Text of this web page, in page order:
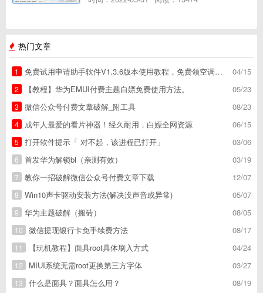
热门文章
04/15
1
免费试用申请助手软件V1.3.6版本使用教程，免费领空调冰箱，附下载地址
05/23
2
【教程】华为EMUI付费主题白嫖免费使用方法。
08/23
3
微信公众号付费文章破解_附工具
06/15
4
成年人最爱的看片神器！经久耐用，白嫖全网资源
03/06
5
打开软件提示「 对不起，该进程已打开」
03/19
6
首发华为解锁bl（亲测有效）
12/07
7
教你一招破解微信公众号付费文章下载
05/07
8
Win10声卡驱动安装方法(解决没声音或异常)
08/05
9
华为主题破解（搬砖）
08/17
10
微信提现银行卡免手续费方法
04/24
11
【玩机教程】面具root具体刷入方式
03/27
12
MIUI系统无需root更换第三方字体
08/19
13
什么是面具？面具怎么用？